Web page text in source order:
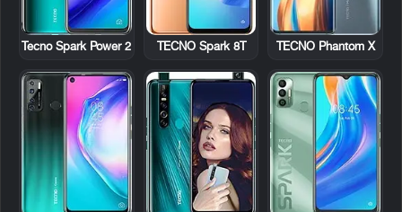
TECNO Phantom X
TECNO Spark 8T
Tecno Spark Power 2